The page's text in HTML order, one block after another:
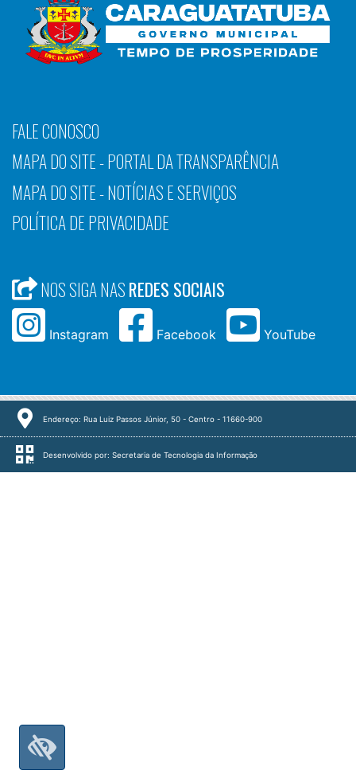
FALE CONOSCO
MAPA DO SITE - PORTAL DA TRANSPARÊNCIA
MAPA DO SITE - NOTÍCIAS E SERVIÇOS
POLÍTICA DE PRIVACIDADE
NOS SIGA NASREDES SOCIAIS
Instagram Facebook YouTube
Endereço: Rua Luiz Passos Júnior, 50 - Centro - 11660-900
Desenvolvido por: Secretaria de Tecnologia da Informação